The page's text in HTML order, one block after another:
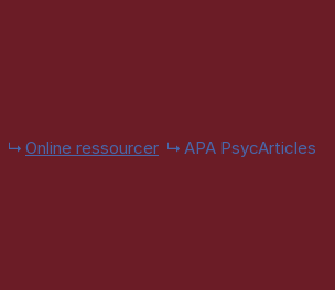
Online ressourcer APA PsycArticles